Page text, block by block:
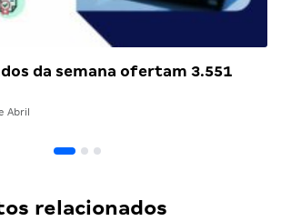
da semana ofertam 3.551
Abril
relacionados